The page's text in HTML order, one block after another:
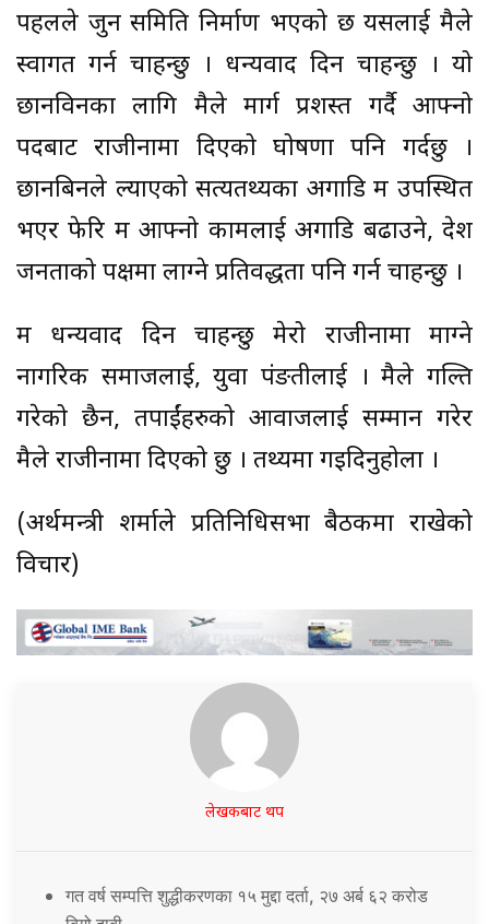
पहलले जुन समिति निर्माण भएको छ यसलाई मैले
स्वागत गर्न चाहन्छु । धन्यवाद दिन चाहन्छु । यो
छानविनका लागि मैले मार्ग प्रशस्त गर्दै आफ्नो
पदबाट राजीनामा दिएको घोषणा पनि गर्दछु ।
छानबिनले ल्याएको सत्यतथ्यका अगाडि म उपस्थित
भएर फेरि म आफ्नो कामलाई अगाडि बढाउने, देश
जनताको पक्षमा लाग्ने प्रतिवद्धता पनि गर्न चाहन्छु ।
म धन्यवाद दिन चाहन्छु मेरो राजीनामा माग्ने
नागरिक समाजलाई, युवा पंङतीलाई । मैले गल्ति
गरेको छैन, तपाईंहरुको आवाजलाई सम्मान गरेर
मैले राजीनामा दिएको छु । तथ्यमा गइदिनुहोला ।
(अर्थमन्त्री शर्माले प्रतिनिधिसभा बैठकमा राखेको
विचार)
लेखकबाट थप
गत वर्ष सम्पत्ति शुद्धीकरणका १५ मुद्दा दर्ता, २७ अर्ब ६२ करोड